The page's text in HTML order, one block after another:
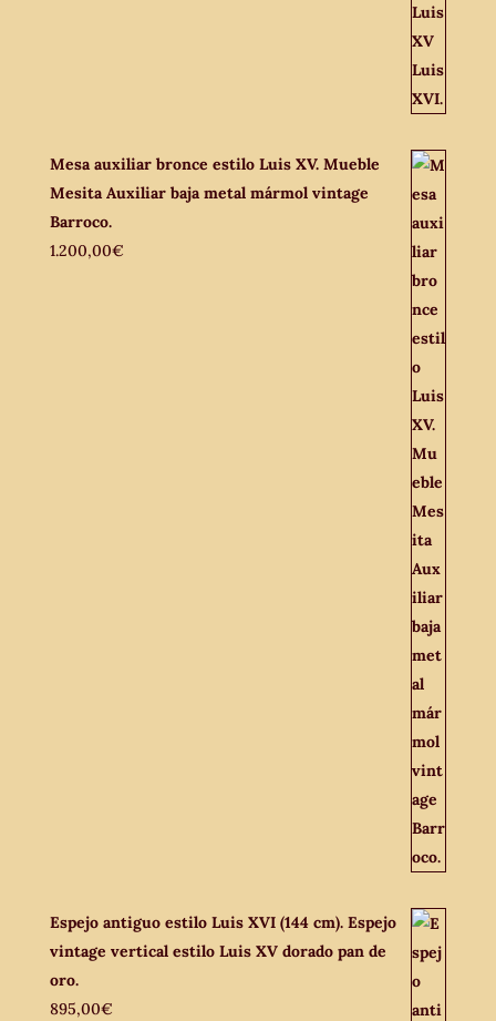
Mesa auxiliar bronce estilo Luis XV. Mueble
Mesita Auxiliar baja metal mármol vintage
Barroco.
1.200,00€
Espejo antiguo estilo Luis XVI (144 cm). Espejo
vintage vertical estilo Luis XV dorado pan de
oro.
895,00€